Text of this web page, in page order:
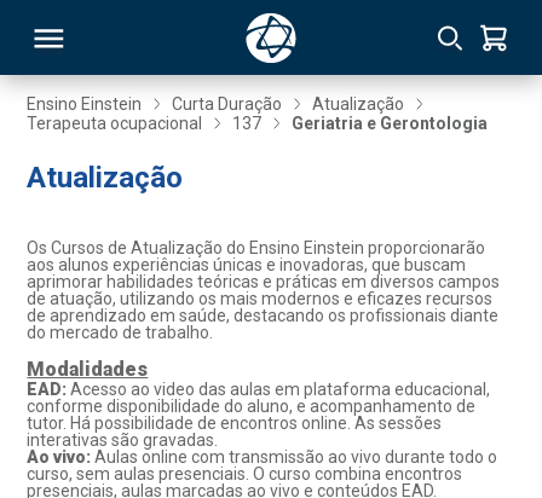
Ensino Einstein Curta Duração
Atualização
Terapeuta ocupacional
137 Geriatria e Gerontologia
Atualização
Os Cursos de Atualização do Ensino Einstein proporcionarão
aos alunos experiências únicas e inovadoras, que buscam
aprimorar habilidades teóricas e práticas em diversos campos
de atuação, utilizando os mais modernos e eficazes recursos
de aprendizado em saúde, destacando os profissionais diante
do mercado de trabalho.
Modalidades
EAD:Acesso ao video das aulas em plataforma educacional,
conforme disponibilidade do aluno, e acompanhamento de
tutor. Há possibilidade de encontros online. As sessões
interativas são gravadas.
Ao vivo: Aulas online com transmissão ao vivo durante todo o
curso, sem aulas presenciais. O curso combina encontros
presenciais, aulas marcadas ao vivo e conteúdos EAD.